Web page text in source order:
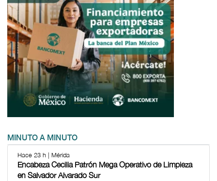
MINUTO A MINUTO
Hace 23 h | Mérida
Encabeza Cecilia Patrón Mega Operativo de Limpieza
en Salvador Alvarado Sur